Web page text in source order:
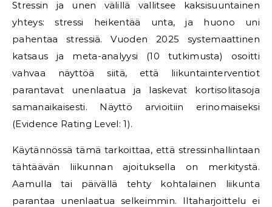
Stressin ja unen välillä vallitsee kaksisuuntainen
yhteys: stressi heikentää unta, ja huono uni
pahentaa stressiä. Vuoden 2025 systemaattinen
katsaus ja meta-analyysi (10 tutkimusta) osoitti
vahvaa näyttöä siitä, että liikuntainterventiot
parantavat unenlaatua ja laskevat kortisolitasoja
samanaikaisesti. Näyttö arvioitiin erinomaiseksi
(Evidence Rating Level: 1).
Käytännössä tämä tarkoittaa, että stressinhallintaan
tähtäävän liikunnan ajoituksella on merkitystä.
Aamulla tai päivällä tehty kohtalainen liikunta
parantaa unenlaatua selkeimmin. Iltaharjoittelu ei